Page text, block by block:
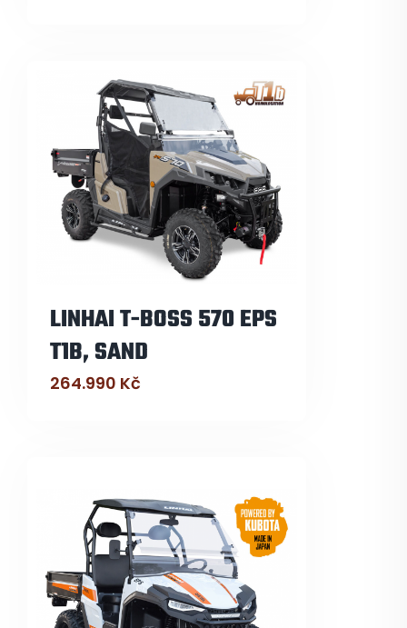
LINHAI T-BOSS 570 EPS
T1B, SAND
264.990 Kč